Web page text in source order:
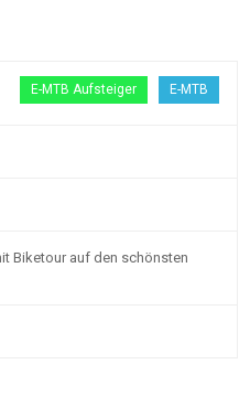
E-MTB
E-MTB Aufsteiger
Biketour auf den schönsten